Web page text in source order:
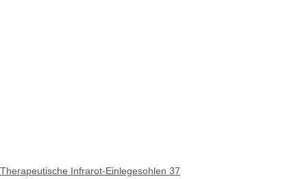
Therapeutische Infrarot-Einlegesohlen 37